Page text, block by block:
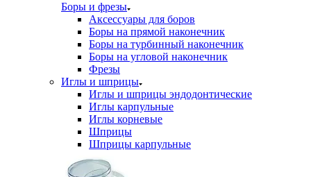
Боры и фрезы
Аксессуары для боров
Боры на прямой наконечник
Боры на турбинный наконечник
Боры на угловой наконечник
Фрезы
Иглы и шприцы
Иглы и шприцы эндодонтические
Иглы карпульные
Иглы корневые
Шприцы
Шприцы карпульные